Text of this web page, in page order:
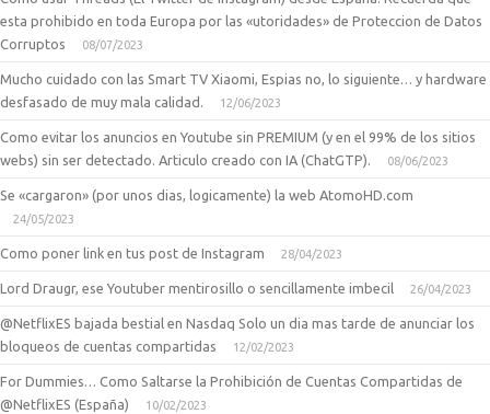
esta prohibido en toda Europa por las «utoridades» de Proteccion de Datos
Corruptos
08/07/2023
Mucho cuidado con las Smart TV Xiaomi, Espias no, lo siguiente… y hardware
desfasado de muy mala calidad.
12/06/2023
Como evitar los anuncios en Youtube sin PREMIUM (y en el 99% de los sitios
webs) sin ser detectado. Articulo creado con IA (ChatGTP).
08/06/2023
Se «cargaron» (por unos dias, logicamente) la web AtomoHD.com
24/05/2023
Como poner link en tus post de Instagram 28/04/2023
Lord Draugr, ese Youtuber mentirosillo o sencillamente imbecil 26/04/2023
@NetflixES bajada bestial en Nasdaq Solo un dia mas tarde de anunciar los
bloqueos de cuentas compartidas
12/02/2023
For Dummies… Como Saltarse la Prohibición de Cuentas Compartidas de
@NetflixES (España)
10/02/2023